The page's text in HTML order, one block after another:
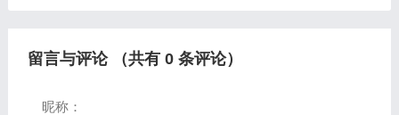
留言与评论 （共有 0条评论）
昵称：